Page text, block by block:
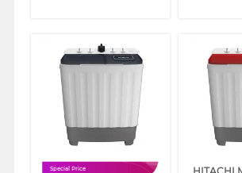
Special Price